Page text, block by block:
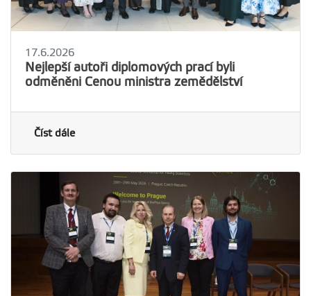
17.6.2026
Nejlepší autoři diplomových prací byli
odměněni Cenou ministra zemědělství
Číst dále